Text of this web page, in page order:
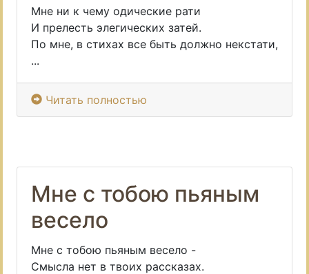
Мне ни к чему одические рати
И прелесть элегических затей.
По мне, в стихах все быть должно некстати,
...
Читать полностью
Мне с тобою пьяным
весело
Мне с тобою пьяным весело -
Смысла нет в твоих рассказах.